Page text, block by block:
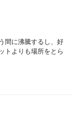
間に沸騰するし、好
トよりも場所をとら